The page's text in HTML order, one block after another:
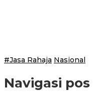
#Jasa Rahaja Nasional
Navigasi pos